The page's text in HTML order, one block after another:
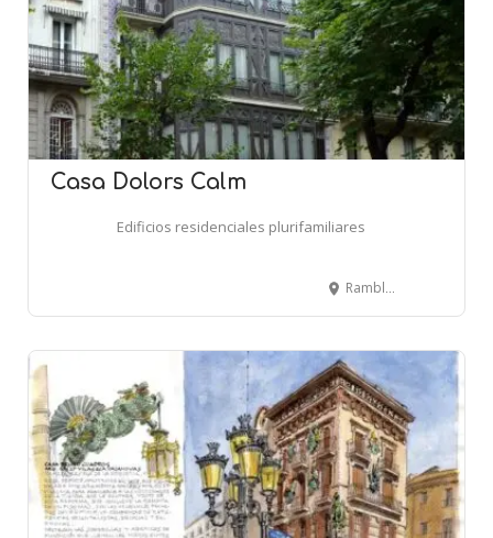
Casa Dolors Calm
Edificios residenciales plurifamiliares
Rambla de Catalunya, 54 - BARCELONA